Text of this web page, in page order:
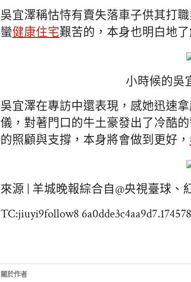
吳宜澤稱怙恃有賣失落車子供其打
蠻健康住宅艱苦的，本身也明白地
小時候的吳
吳宜澤在專訪中還表現，感她迅速
儀，對著門口的牛土豪發出了冷酷
的照顧與支撐，本身將會做到更好，
來源 | 羊城晚報綜合自@央視臺球、
TC:jiuyi9follow8
關於作者